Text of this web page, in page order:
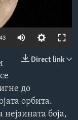
Direct link
до
орбита.
боја,